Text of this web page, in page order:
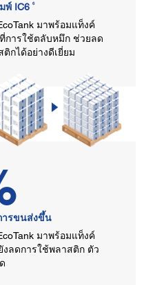
มพ์ IC66
มาพร้อมแท็งค์
การใช้ตลับหมึก ช่วยลด
กได้อย่างดีเยี่ยม
ารขนส่งขึ้น
มาพร้อมแท็งค์
ลดการใช้พลาสติก ตัว